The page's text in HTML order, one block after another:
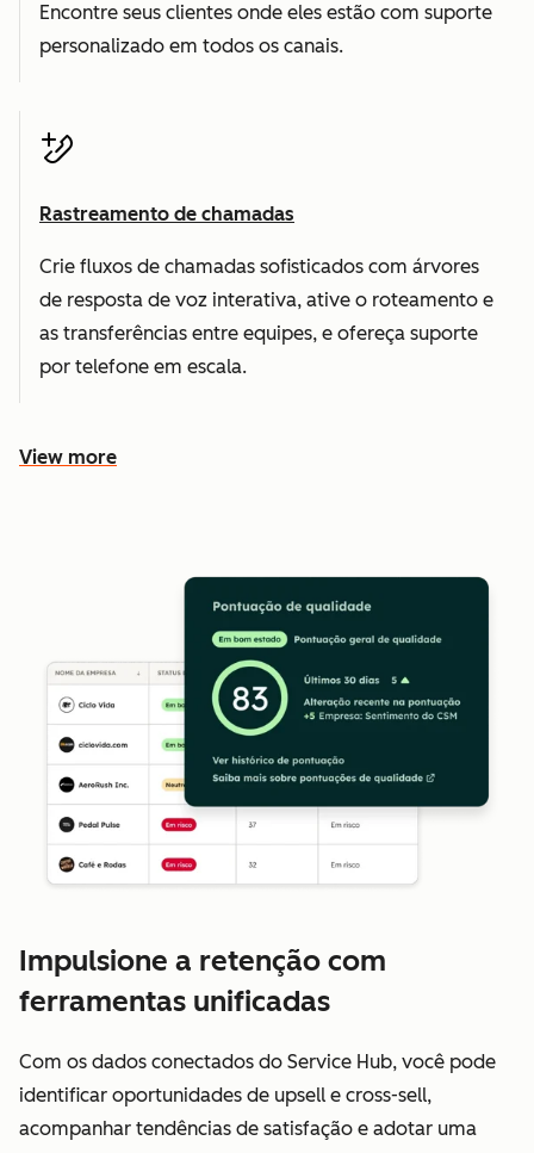
Encontre seus clientes onde eles estão com suporte
personalizado em todos os canais.
Rastreamento de chamadas
Crie fluxos de chamadas sofisticados com árvores
de resposta de voz interativa, ative o roteamento e
as transferências entre equipes, e ofereça suporte
por telefone em escala.
View more
Impulsione a retenção com
ferramentas unificadas
Com os dados conectados do Service Hub, você pode
identificar oportunidades de upsell e cross-sell,
acompanhar tendências de satisfação e adotar uma